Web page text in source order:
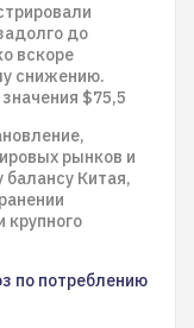
до
вскоре
снижению.
$75,5
рынков и
балансу Китая,
крупного
по потреблению